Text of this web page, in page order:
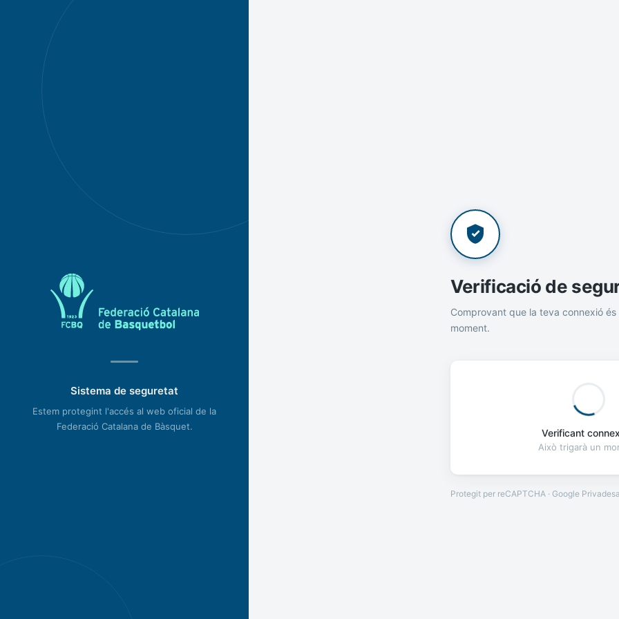
Sistema de seguretat
Estem protegint l'accés al web oficial de la
Federació Catalana de Bàsquet.
Verificació de
Comprovant que la teva connexió és
moment.
Verificant
Això trigarà un
Protegit per reCAPTCHA · Google Privadesa